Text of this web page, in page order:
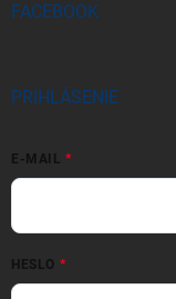
FACEBOOK
PRIHLÁSENIE
E-MAIL
HESLO